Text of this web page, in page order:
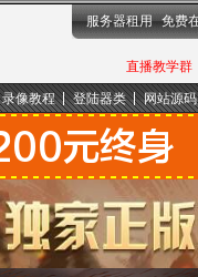
直播教学群
服务器租用 免费
录像教程 登陆器类 网站源码